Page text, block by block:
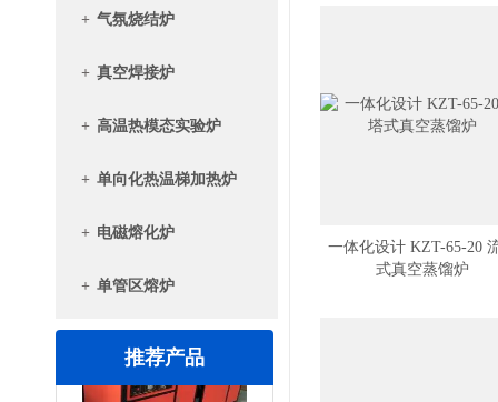
+ 气氛烧结炉
+ 真空焊接炉
+ 高温热模态实验炉
+ 单向化热温梯加热炉
+ 电磁熔化炉
+ 单管区熔炉
推荐产品
一体化设计 KZT-65-20
式真空蒸馏炉